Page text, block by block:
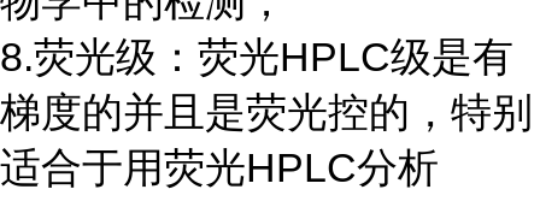
8.荧光级：荧光HPLC级是有
梯度的并且是荧光控的，特别
适合于用荧光HPLC分析